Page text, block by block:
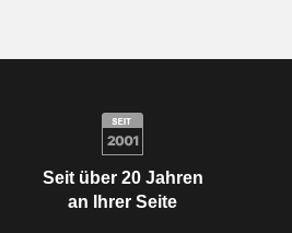
Seit über 20 Jahren
an Ihrer Seite